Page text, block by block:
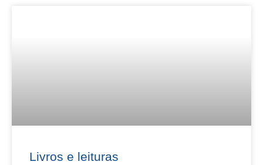
Livros e leituras